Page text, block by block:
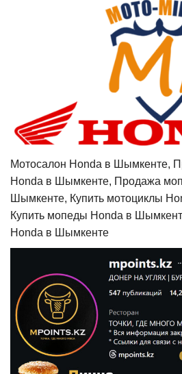
Мотосалон Honda в Шымкенте,
Honda в Шымкенте, Продажа
Шымкенте, Купить мотоциклы
Купить мопеды Honda в
Honda в Шымкенте